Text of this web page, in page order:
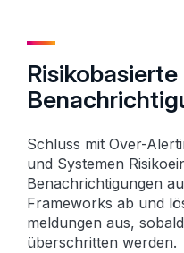
Risikobasierte
Schluss mit Over-
und Systemen
Benach­richtigungen
Frameworks ab und
meldungen aus,
über­schritten werden.